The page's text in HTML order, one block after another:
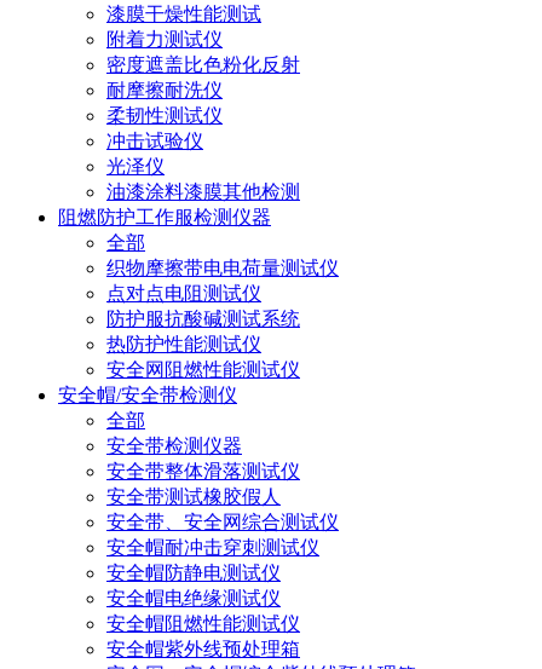
漆膜干燥性能测试
附着力测试仪
密度遮盖比色粉化反射
耐摩擦耐洗仪
柔韧性测试仪
冲击试验仪
光泽仪
油漆涂料漆膜其他检测
阻燃防护工作服检测仪器
全部
织物摩擦带电电荷量测试仪
点对点电阻测试仪
防护服抗酸碱测试系统
热防护性能测试仪
安全网阻燃性能测试仪
安全帽/安全带检测仪
全部
安全带检测仪器
安全带整体滑落测试仪
安全带测试橡胶假人
安全带、安全网综合测试仪
安全帽耐冲击穿刺测试仪
安全帽防静电测试仪
安全帽电绝缘测试仪
安全帽阻燃性能测试仪
安全帽紫外线预处理箱